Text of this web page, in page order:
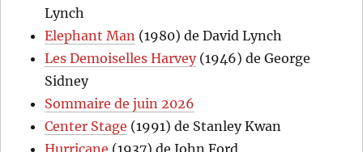
Lynch
Elephant Man (1980) de David Lynch
Les Demoiselles Harvey(1946) de George
Sidney
Sommaire de juin 2026
Center Stage (1991) de Stanley Kwan